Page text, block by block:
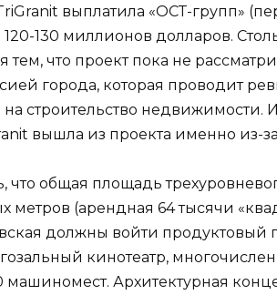
выплатила «ОСТ-групп»
130 миллионов долларов.
тем, что проект пока не
города, которая проводит
на строительство недвижимости.
вышла из проекта именно из-
что общая площадь
метров (арендная 64 тысячи
должны войти продуктовый
кинотеатр,
машиномест. Архитектурная